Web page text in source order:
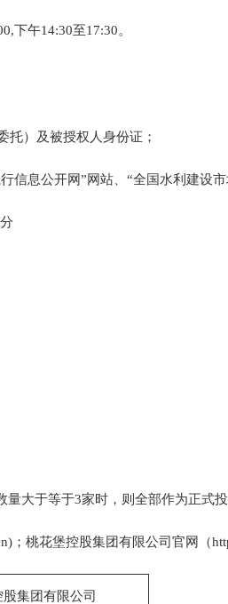
下午14:30至17:30。
托）及被授权人身份证；
信息公开网”网站、“全国水利建设
大于等于3家时，则全部作为正式投
； 桃花堡控股集团有限公司官网（
集团有限公司